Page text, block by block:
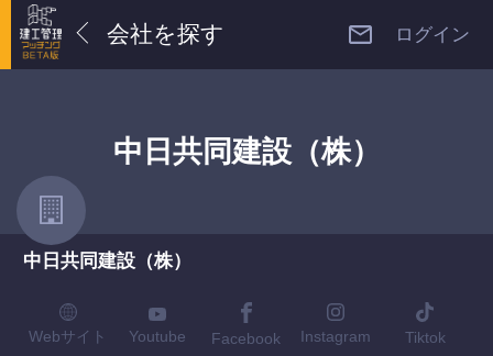
会社を探す ログイン
中日共同建設（株）
中日共同建設（株）
Webサイト Youtube Facebook Instagram Tiktok